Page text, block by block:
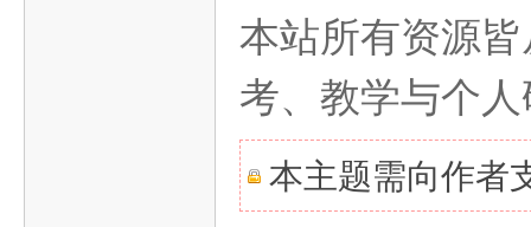
本站所有资源
考、教学与个
本主题需向作者